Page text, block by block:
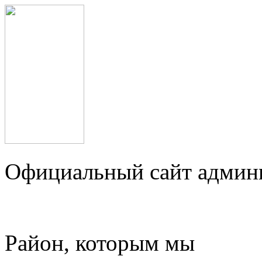
Официальный сайт
Район, которым мы